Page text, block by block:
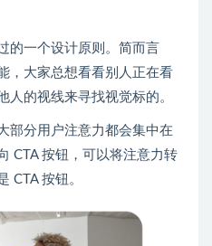
的一个设计原则。简而言
，大家总想看看别人正在看
人的视线来寻找视觉标的。
部分用户注意力都会集中在
CTA 按钮，可以将注意力转
CTA 按钮。